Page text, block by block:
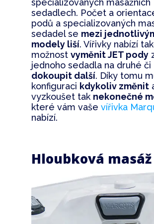
specializovaných masážních
sedadlech. Počet a
podů a specializovaných
sedadel se mezi
modely liší. Vířivky nabízí
možnost vyměnit JET pody
jednoho sedadla na druhé či
dokoupit další. Díky tomu
konfiguraci kdykoliv změnit
vyzkoušet tak nekonečné
které vám vaše vířivka
nabízí.
Hloubková masáž